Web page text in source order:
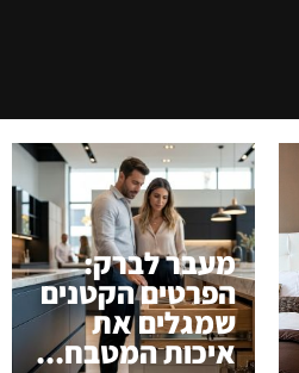
מעבר לברק:
הפרטים הקטנים
שמגלים את
איכות המטבח...